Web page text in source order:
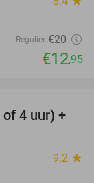
Regulier €20
€12,95
28%
4 uur) +
9.2 star